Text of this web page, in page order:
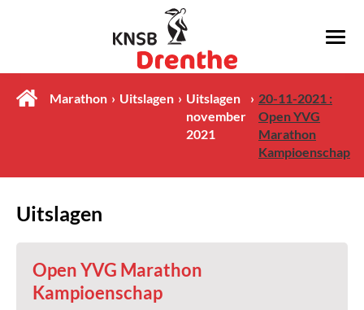
Marathon Uitslagen
Uitslagen
november
2021
20-11-2021 :
Open YVG
Marathon
Kampioenschap
Uitslagen
Open YVG Marathon
Kampioenschap